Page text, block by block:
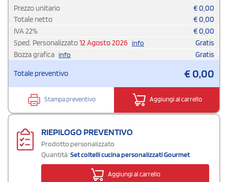
Prezzo unitario €0,00
Totale netto
€0,00
IVA22% €0,00
Sped. Personalizzato12 Agosto 2026 info
Gratis
Bozza grafica info Gratis
Totale preventivo €0,00
Stampa preventivo Aggiungi al carrello
RIEPILOGO PREVENTIVO
Prodotto personalizzato
Quantità:Set coltelli cucina personalizzati Gourmet
Aggiungi al carrello